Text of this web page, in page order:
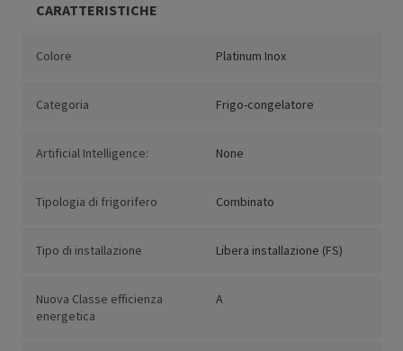
CARATTERISTICHE
Colore Platinum Inox
Categoria Frigo-congelatore
Artificial Intelligence: None
Tipologia di frigorifero Combinato
Tipo di installazione Libera installazione (FS)
Nuova Classe efficienza
energetica
A